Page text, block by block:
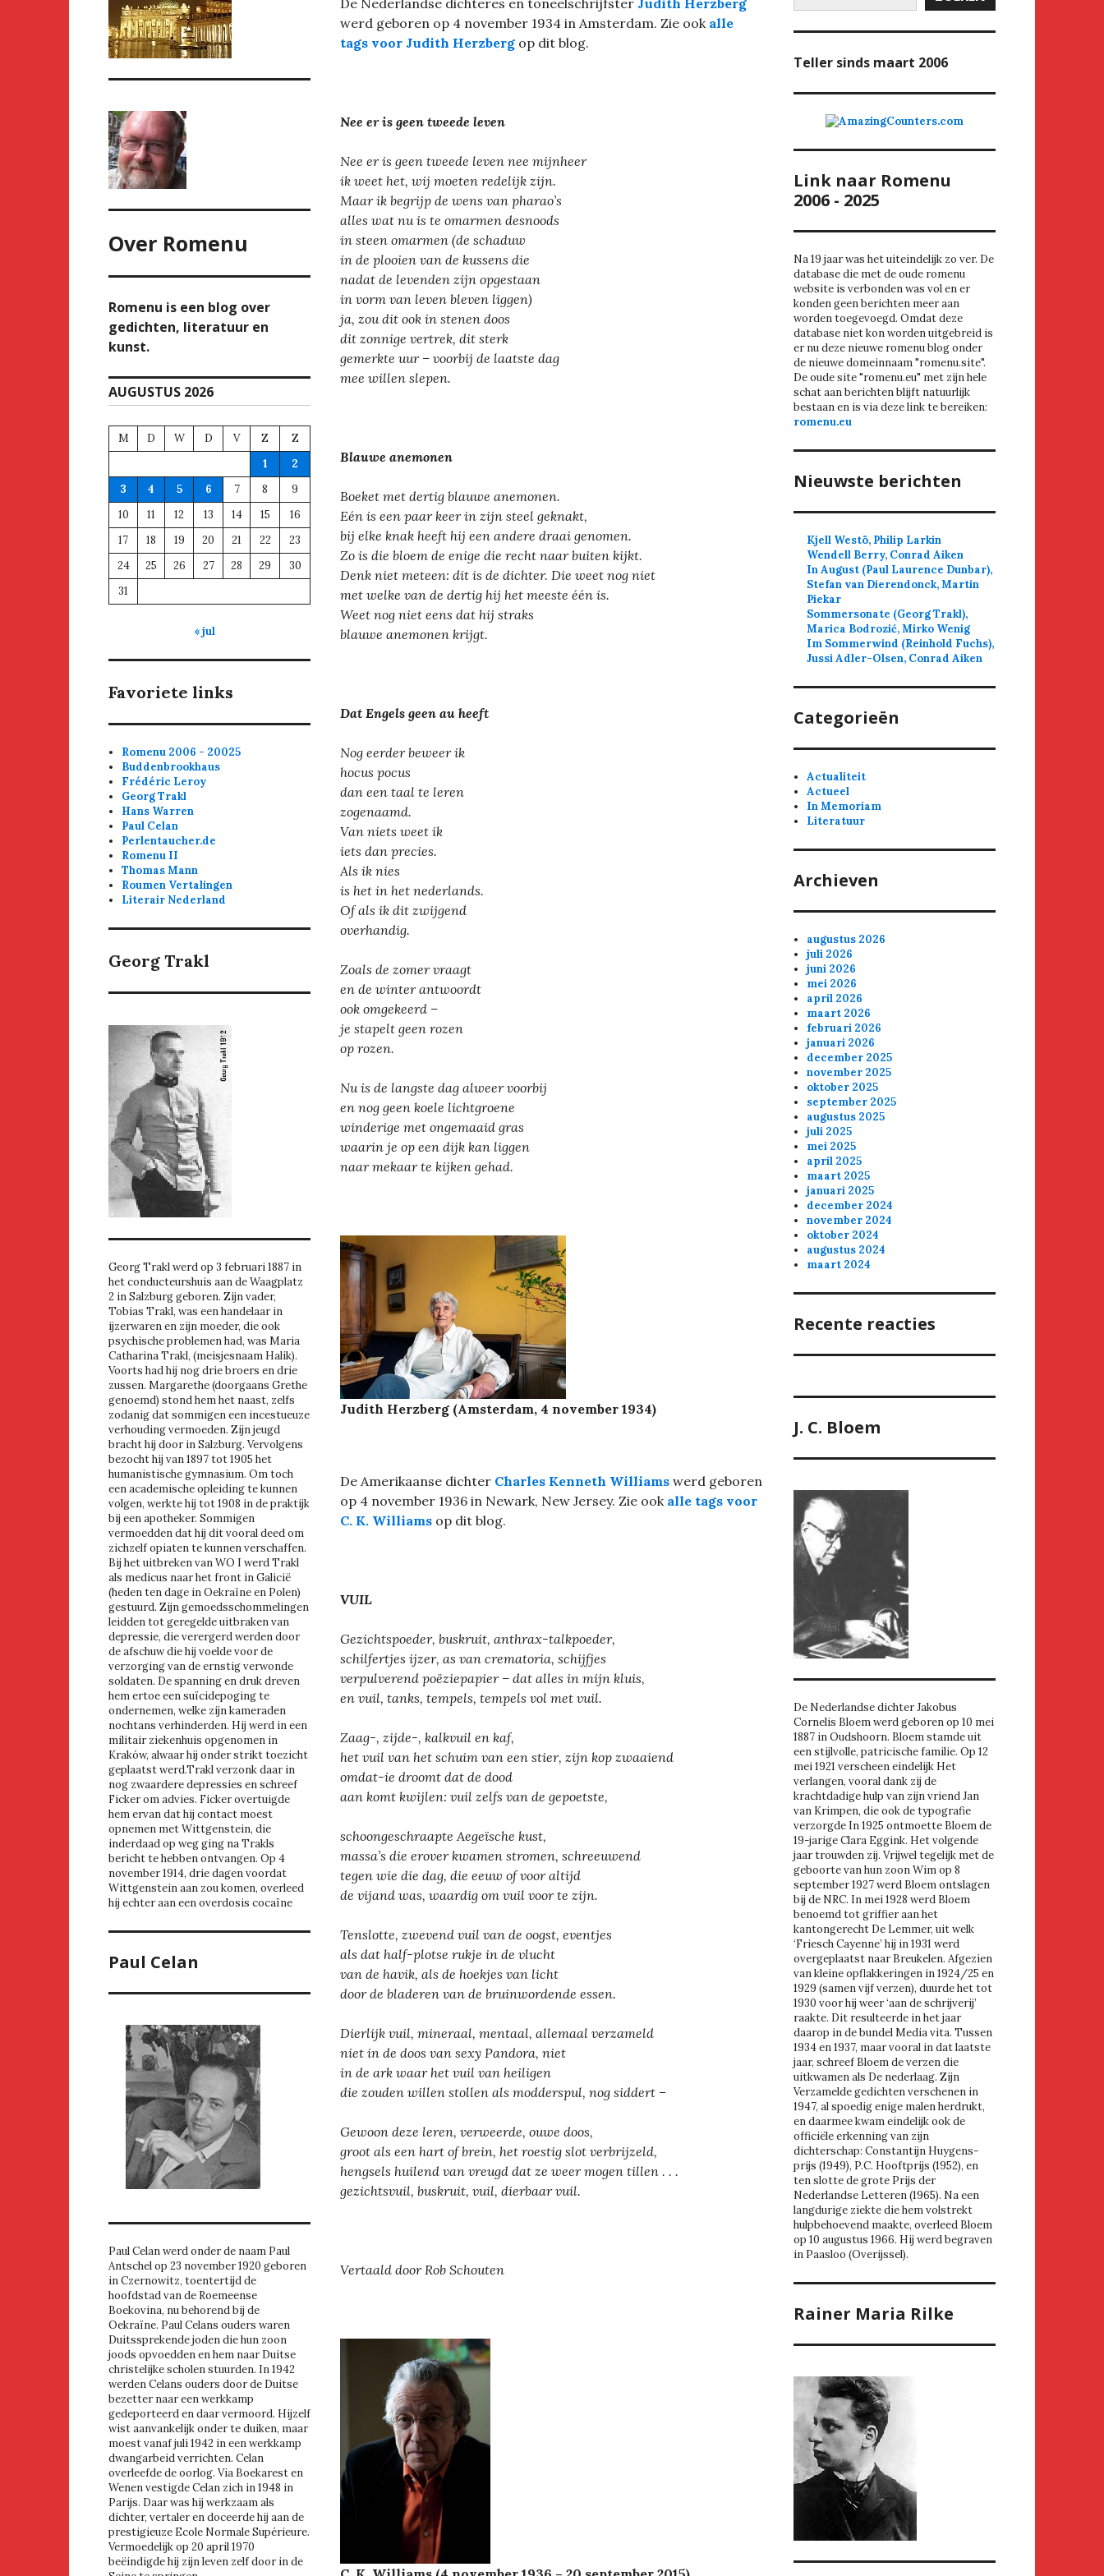
De Nederlandse dichteres en toneelschrijfster Judith Herzberg
werd geboren op 4 november 1934 in Amsterdam. Zie ook alle
tags voor Judith Herzberg op dit blog.
Nee er is geen tweede leven
Nee er is geen tweede leven nee mijnheer
ik weet het, wij moeten redelijk zijn.
Maar ik begrijp de wens van pharao’s
alles wat nu is te omarmen desnoods
in steen omarmen (de schaduw
in de plooien van de kussens die
nadat de levenden zijn opgestaan
in vorm van leven bleven liggen)
ja, zou dit ook in stenen doos
dit zonnige vertrek, dit sterk
gemerkte uur – voorbij de laatste dag
mee willen slepen.
Blauwe anemonen
Boeket met dertig blauwe anemonen.
Eén is een paar keer in zijn steel geknakt,
bij elke knak heeft hij een andere draai genomen.
Zo is die bloem de enige die recht naar buiten kijkt.
Denk niet meteen: dit is de dichter. Die weet nog niet
met welke van de dertig hij het meeste één is.
Weet nog niet eens dat hij straks
blauwe anemonen krijgt.
Dat Engels geen au heeft
Nog eerder beweer ik
hocus pocus
dan een taal te leren
zogenaamd.
Van niets weet ik
iets dan precies.
Als ik nies
is het in het nederlands.
Of als ik dit zwijgend
overhandig.
Zoals de zomer vraagt
en de winter antwoordt
ook omgekeerd –
je stapelt geen rozen
op rozen.
Nu is de langste dag alweer voorbij
en nog geen koele lichtgroene
winderige met ongemaaid gras
waarin je op een dijk kan liggen
naar mekaar te kijken gehad.
Judith Herzberg (Amsterdam, 4 november 1934)
De Amerikaanse dichter Charles Kenneth Williams werd geboren
op 4 november 1936 in Newark, New Jersey. Zie ook alle tags voor
C. K. Williams op dit blog.
VUIL
Gezichtspoeder, buskruit, anthrax-talkpoeder,
schilfertjes ijzer, as van crematoria, schijfjes
verpulverend poëziepapier – dat alles in mijn kluis,
en vuil, tanks, tempels, tempels vol met vuil.
Zaag-, zijde-, kalkvuil en kaf,
het vuil van het schuim van een stier, zijn kop zwaaiend
omdat-ie droomt dat de dood
aan komt kwijlen: vuil zelfs van de gepoetste,
schoongeschraapte Aegeïsche kust,
massa’s die erover kwamen stromen, schreeuwend
tegen wie die dag, die eeuw of voor altijd
de vijand was, waardig om vuil voor te zijn.
Tenslotte, zwevend vuil van de oogst, eventjes
als dat half-plotse rukje in de vlucht
van de havik, als de hoekjes van licht
door de bladeren van de bruinwordende essen.
Dierlijk vuil, mineraal, mentaal, allemaal verzameld
niet in de doos van sexy Pandora, niet
in de ark waar het vuil van heiligen
die zouden willen stollen als modderspul, nog siddert –
Gewoon deze leren, verweerde, ouwe doos,
groot als een hart of brein, het roestig slot verbrijzeld,
hengsels huilend van vreugd dat ze weer mogen tillen . . .
gezichtsvuil, buskruit, vuil, dierbaar vuil.
Vertaald door Rob Schouten
Over Romenu
Romenu is een blog over
gedichten, literatuur en
kunst.
AUGUSTUS 2026
M D W D V Z
Z
1
2
3
4 5 6 7 8
9
10
11 12 13 14 15
16
17
18 19 20 21 22
23
24
25 26 27 28 29
30
31
« jul
Favoriete links
Romenu 2006 - 20025
Buddenbrookhaus
Frédéric Leroy
Georg Trakl
Hans Warren
Paul Celan
Perlentaucher.de
Romenu II
Thomas Mann
Roumen Vertalingen
Literair Nederland
Georg Trakl
Georg Trakl werd op 3 februari 1887 in
het conducteurshuis aan de Waagplatz
2 in Salzburg geboren. Zijn vader,
Tobias Trakl, was een handelaar in
ijzerwaren en zijn moeder, die ook
psychische problemen had, was Maria
Catharina Trakl, (meisjesnaam Halik).
Voorts had hij nog drie broers en drie
zussen. Margarethe (doorgaans Grethe
genoemd) stond hem het naast, zelfs
zodanig dat sommigen een incestueuze
verhouding vermoeden. Zijn jeugd
bracht hij door in Salzburg. Vervolgens
bezocht hij van 1897 tot 1905 het
humanistische gymnasium. Om toch
een academische opleiding te kunnen
volgen, werkte hij tot 1908 in de praktijk
bij een apotheker. Sommigen
vermoedden dat hij dit vooral deed om
zichzelf opiaten te kunnen verschaffen.
Bij het uitbreken van WO I werd Trakl
als medicus naar het front in Galicië
(heden ten dage in Oekraïne en Polen)
gestuurd. Zijn gemoedsschommelingen
leidden tot geregelde uitbraken van
depressie, die verergerd werden door
de afschuw die hij voelde voor de
verzorging van de ernstig verwonde
soldaten. De spanning en druk dreven
hem ertoe een suïcidepoging te
ondernemen, welke zijn kameraden
nochtans verhinderden. Hij werd in een
militair ziekenhuis opgenomen in
Kraków, alwaar hij onder strikt toezicht
geplaatst werd.Trakl verzonk daar in
nog zwaardere depressies en schreef
Ficker om advies. Ficker overtuigde
hem ervan dat hij contact moest
opnemen met Wittgenstein, die
inderdaad op weg ging na Trakls
bericht te hebben ontvangen. Op 4
november 1914, drie dagen voordat
Wittgenstein aan zou komen, overleed
hij echter aan een overdosis cocaïne
Paul Celan
Paul Celan werd onder de naam Paul
Antschel op 23 november 1920 geboren
in Czernowitz, toentertijd de
hoofdstad van de Roemeense
Boekovina, nu behorend bij de
Oekraïne. Paul Celans ouders waren
Duitssprekende joden die hun zoon
joods opvoedden en hem naar Duitse
christelijke scholen stuurden. In 1942
werden Celans ouders door de Duitse
bezetter naar een werkkamp
gedeporteerd en daar vermoord. Hijzelf
wist aanvankelijk onder te duiken, maar
moest vanaf juli 1942 in een werkkamp
dwangarbeid verrichten. Celan
overleefde de oorlog. Via Boekarest en
Wenen vestigde Celan zich in 1948 in
Parijs. Daar was hij werkzaam als
dichter, vertaler en doceerde hij aan de
prestigieuze Ecole Normale Supérieure.
Vermoedelijk op 20 april 1970
beëindigde hij zijn leven zelf door in de
Teller sinds maart 2006
Link naar Romenu
2006 - 2025
Na 19 jaar was het uiteindelijk zo ver. De
database die met de oude romenu
website is verbonden was vol en er
konden geen berichten meer aan
worden toegevoegd. Omdat deze
database niet kon worden uitgebreid is
er nu deze nieuwe romenu blog onder
de nieuwe domeinnaam "romenu.site".
De oude site "romenu.eu" met zijn hele
schat aan berichten blijft natuurlijk
bestaan en is via deze link te bereiken:
romenu.eu
Nieuwste berichten
Kjell Westö, Philip Larkin
Wendell Berry, Conrad Aiken
In August (Paul Laurence Dunbar),
Stefan van Dierendonck, Martin
Piekar
Sommersonate (Georg Trakl),
Marica Bodrozić, Mirko Wenig
Im Sommerwind (Reinhold Fuchs),
Jussi Adler-Olsen, Conrad Aiken
Categorieën
Actualiteit
Actueel
In Memoriam
Literatuur
Archieven
augustus 2026
juli 2026
juni 2026
mei 2026
april 2026
maart 2026
februari 2026
januari 2026
december 2025
november 2025
oktober 2025
september 2025
augustus 2025
juli 2025
mei 2025
april 2025
maart 2025
januari 2025
december 2024
november 2024
oktober 2024
augustus 2024
maart 2024
Recente reacties
J. C. Bloem
De Nederlandse dichter Jakobus
Cornelis Bloem werd geboren op 10 mei
1887 in Oudshoorn. Bloem stamde uit
een stijlvolle, patricische familie. Op 12
mei 1921 verscheen eindelijk Het
verlangen, vooral dank zij de
krachtdadige hulp van zijn vriend Jan
van Krimpen, die ook de typografie
verzorgde In 1925 ontmoette Bloem de
19-jarige Clara Eggink. Het volgende
jaar trouwden zij. Vrijwel tegelijk met de
geboorte van hun zoon Wim op 8
september 1927 werd Bloem ontslagen
bij de NRC. In mei 1928 werd Bloem
benoemd tot griffier aan het
kantongerecht De Lemmer, uit welk
‘Friesch Cayenne’ hij in 1931 werd
overgeplaatst naar Breukelen. Afgezien
van kleine opflakkeringen in 1924/25 en
1929 (samen vijf verzen), duurde het tot
1930 voor hij weer ‘aan de schrijverij’
raakte. Dit resulteerde in het jaar
daarop in de bundel Media vita. Tussen
1934 en 1937, maar vooral in dat laatste
jaar, schreef Bloem de verzen die
uitkwamen als De nederlaag. Zijn
Verzamelde gedichten verschenen in
1947, al spoedig enige malen herdrukt,
en daarmee kwam eindelijk ook de
officiële erkenning van zijn
dichterschap: Constantijn Huygens-
prijs (1949), P.C. Hooftprijs (1952), en
ten slotte de grote Prijs der
Nederlandse Letteren (1965). Na een
langdurige ziekte die hem volstrekt
hulpbehoevend maakte, overleed Bloem
op 10 augustus 1966. Hij werd begraven
in Paasloo (Overijssel).
Rainer Maria Rilke